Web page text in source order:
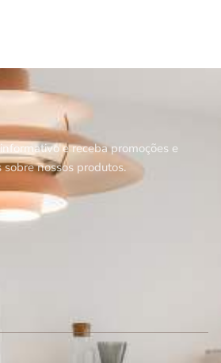
e receba promoções e
nossos produtos.